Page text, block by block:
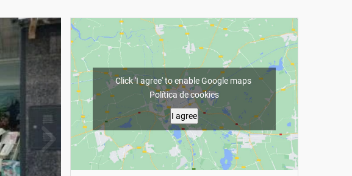
Click 'I agree' to enable Google maps
Política de cookies
I agree